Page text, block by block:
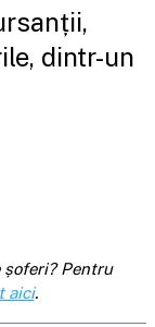
dintr-un
Pentru
aici.